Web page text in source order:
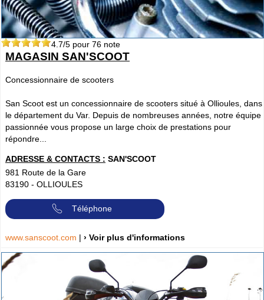
4.7/5 pour 76 note
MAGASIN SAN'SCOOT
Concessionnaire de scooters
San Scoot est un concessionnaire de scooters situé à Ollioules, dans
le département du Var. Depuis de nombreuses années, notre équipe
passionnée vous propose un large choix de prestations pour
répondre...
ADRESSE & CONTACTS : SAN'SCOOT
981 Route de la Gare
83190 - OLLIOULES
Téléphone
www.sanscoot.com | › Voir plus d'informations